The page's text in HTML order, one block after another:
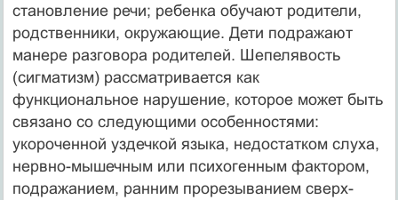
становление речи; ребенка обучают родители,
родственники, окружающие. Дети подражают
манере разговора родителей. Шепелявость
(сигматизм) рассматривает­ся как
функциональное нарушение, которое может быть
свя­зано со следующими особенностями:
укороченной уздечкой языка, недостатком слуха,
нервно-мышечным или психоген­ным фактором,
подражанием, ранним прорезыванием сверх­